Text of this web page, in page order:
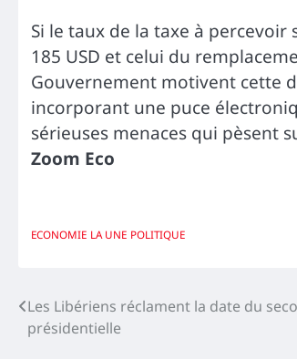
Si le taux de la taxe à
185 USD et celui du
Gouvernement motivent cette
incorporant une puce
sérieuses menaces qui pèsent
Zoom Eco
ECONOMIE LA UNE POLITIQUE
Navigation
de
Les Libériens réclament la date du
présidentielle